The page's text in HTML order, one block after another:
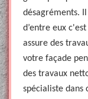
désagréments.
d’entre eux
assure des
votre façade
des travaux
spécialiste dans